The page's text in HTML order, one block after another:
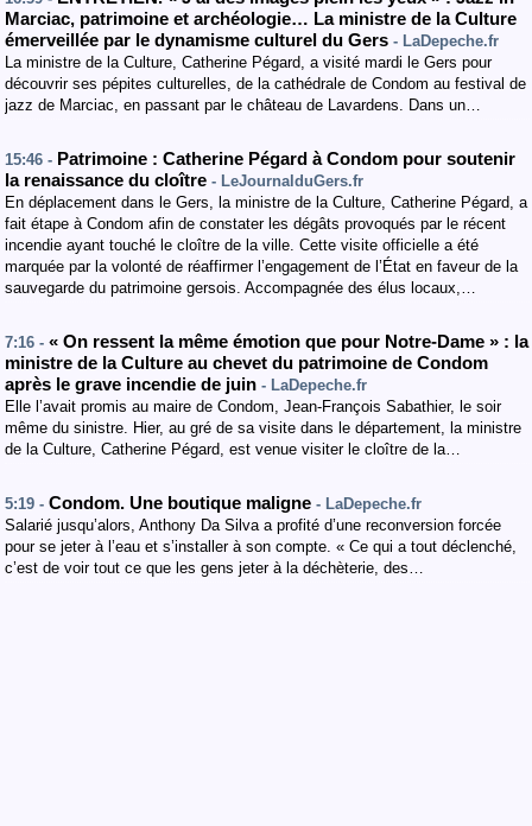
Marciac, patrimoine et archéologie… La ministre de la Culture
émerveillée par le dynamisme culturel du Gers - LaDepeche.fr
La ministre de la Culture, Catherine Pégard, a visité mardi le Gers pour
découvrir ses pépites culturelles, de la cathédrale de Condom au festival de
jazz de Marciac, en passant par le château de Lavardens. Dans un…
15:46 - Patrimoine : Catherine Pégard à Condom pour soutenir
la renaissance du cloître - LeJournalduGers.fr
En déplacement dans le Gers, la ministre de la Culture, Catherine Pégard, a
fait étape à Condom afin de constater les dégâts provoqués par le récent
incendie ayant touché le cloître de la ville. Cette visite officielle a été
marquée par la volonté de réaffirmer l’engagement de l’État en faveur de la
sauvegarde du patrimoine gersois. Accompagnée des élus locaux,…
7:16 - « On ressent la même émotion que pour Notre-Dame » : la
ministre de la Culture au chevet du patrimoine de Condom
après le grave incendie de juin - LaDepeche.fr
Elle l’avait promis au maire de Condom, Jean-François Sabathier, le soir
même du sinistre. Hier, au gré de sa visite dans le département, la ministre
de la Culture, Catherine Pégard, est venue visiter le cloître de la…
5:19 - Condom. Une boutique maligne - LaDepeche.fr
Salarié jusqu’alors, Anthony Da Silva a profité d’une reconversion forcée
pour se jeter à l’eau et s’installer à son compte. « Ce qui a tout déclenché,
c’est de voir tout ce que les gens jeter à la déchèterie, des…